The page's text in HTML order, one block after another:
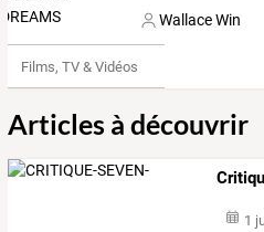
Wallace Win
Films, TV & Vidéos
Articles à découvrir
1